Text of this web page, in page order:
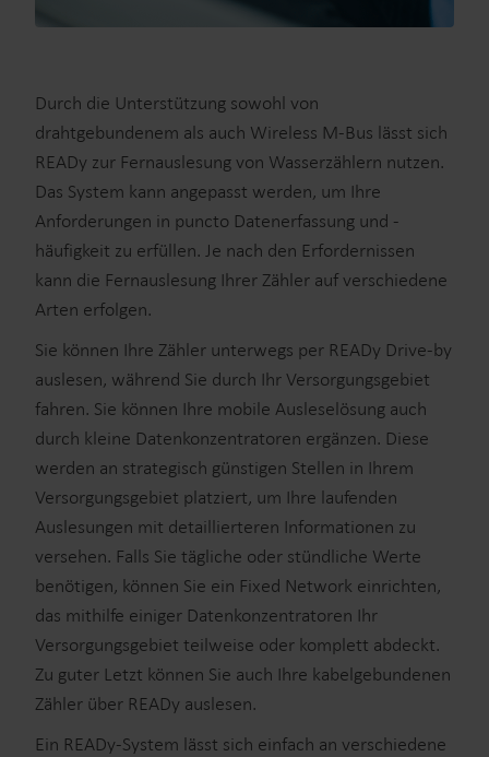
Durch die Unterstützung sowohl von
drahtgebundenem als auch Wireless M-Bus lässt sich
READy zur Fernauslesung von Wasserzählern nutzen.
Das System kann angepasst werden, um Ihre
Anforderungen in puncto Datenerfassung und -
häufigkeit zu erfüllen. Je nach den Erfordernissen
kann die Fernauslesung Ihrer Zähler auf verschiedene
Arten erfolgen.
Sie können Ihre Zähler unterwegs per READy Drive-by
auslesen, während Sie durch Ihr Versorgungsgebiet
fahren. Sie können Ihre mobile Ausleselösung auch
durch kleine Datenkonzentratoren ergänzen. Diese
werden an strategisch günstigen Stellen in Ihrem
Versorgungsgebiet platziert, um Ihre laufenden
Auslesungen mit detaillierteren Informationen zu
versehen. Falls Sie tägliche oder stündliche Werte
benötigen, können Sie ein Fixed Network einrichten,
das mithilfe einiger Datenkonzentratoren Ihr
Versorgungsgebiet teilweise oder komplett abdeckt.
Zu guter Letzt können Sie auch Ihre kabelgebundenen
Zähler über READy auslesen.
Ein READy-System lässt sich einfach an verschiedene